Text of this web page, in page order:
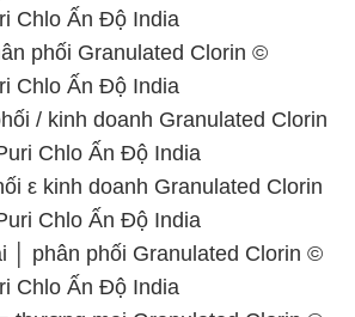
Chlo Ấn Độ India
phối Granulated Clorin ©
Chlo Ấn Độ India
/ kinh doanh Granulated Clorin
Chlo Ấn Độ India
ε kinh doanh Granulated Clorin
Chlo Ấn Độ India
│ phân phối Granulated Clorin ©
Chlo Ấn Độ India